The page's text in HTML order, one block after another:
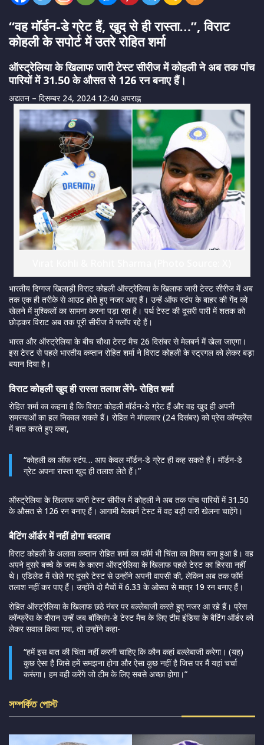
“वह मॉर्डन-डे ग्रेट हैं, खुद से ही रास्ता…”, विराट
कोहली के सपोर्ट में उतरे रोहित शर्मा
ऑस्ट्रेलिया के खिलाफ जारी टेस्ट सीरीज में कोहली ने अब तक पांच
पारियों में 31.50 के औसत से 126 रन बनाए हैं।
अद्यतन – दिसम्बर 24, 2024 12:40 अपराह्न
भारतीय दिग्गज खिलाड़ी विराट कोहली ऑस्ट्रेलिया के खिलाफ जारी टेस्ट सीरीज में अब
तक एक ही तरीके से आउट होते हुए नजर आए हैं। उन्हें ऑफ स्टंप के बाहर की गेंद को
खेलने में मुश्किलों का सामना करना पड़ा रहा है। पर्थ टेस्ट की दूसरी पारी में शतक को
छोड़कर विराट अब तक पूरी सीरीज में फ्लॉप रहे हैं।
भारत और ऑस्ट्रेलिया के बीच चौथा टेस्ट मैच 26 दिसंबर से मेलबर्न में खेला जाएगा।
इस टेस्ट से पहले भारतीय कप्तान रोहित शर्मा ने विराट कोहली के स्ट्रगल को लेकर बड़ा
बयान दिया है।
विराट कोहली खुद ही रास्ता तलाश लेंगे- रोहित शर्मा
रोहित शर्मा का कहना है कि विराट कोहली मॉर्डन-डे ग्रेट हैं और वह खुद ही अपनी
समस्याओं का हल निकाल सकते हैं। रोहित ने मंगलवार (24 दिसंबर) को प्रेस कॉन्फ्रेंस
में बात करते हुए कहा,
“कोहली का ऑफ स्टंप… आप केवल मॉर्डन-डे ग्रेट ही कह सकते हैं। मॉर्डन-डे
ग्रेट अपना रास्ता खुद ही तलाश लेते हैं।”
ऑस्ट्रेलिया के खिलाफ जारी टेस्ट सीरीज में कोहली ने अब तक पांच पारियों में 31.50
के औसत से 126 रन बनाए हैं। आगामी मेलबर्न टेस्ट में वह बड़ी पारी खेलना चाहेंगे।
बैटिंग ऑर्डर में नहीं होगा बदलाव
विराट कोहली के अलावा कप्तान रोहित शर्मा का फॉर्म भी चिंता का विषय बना हुआ है। वह
अपने दूसरे बच्चे के जन्म के कारण ऑस्ट्रेलिया के खिलाफ पहले टेस्ट का हिस्सा नहीं
थे। एडिलेड में खेले गए दूसरे टेस्ट से उन्होंने अपनी वापसी की, लेकिन अब तक फॉर्म
तलाश नहीं कर पाए हैं। उन्होंने दो मैचों में 6.33 के ओसत से मात्र 19 रन बनाए हैं।
रोहित ऑस्ट्रेलिया के खिलाफ छठे नंबर पर बल्लेबाजी करते हुए नजर आ रहे हैं। प्रेस
कॉन्फ्रेंस के दौरान उन्हें जब बॉक्सिंग-डे टेस्ट मैच के लिए टीम इंडिया के बैटिंग ऑर्डर को
लेकर सवाल किया गया, तो उन्होंने कहा-
“हमें इस बात की चिंता नहीं करनी चाहिए कि कौन कहां बल्लेबाजी करेगा। (यह)
कुछ ऐसा है जिसे हमें समझना होगा और ऐसा कुछ नहीं है जिस पर मैं यहां चर्चा
करूंगा। हम वही करेंगे जो टीम के लिए सबसे अच्छा होगा।”
সম্পর্কিত পোস্ট